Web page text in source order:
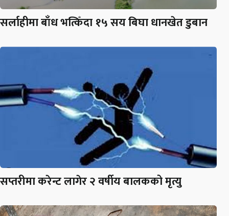
सर्लाहीमा बाँध भत्किँदा १५ सय बिघा धानखेत डुबान
सप्तरीमा करेन्ट लागेर २ वर्षीय बालकको मृत्यु